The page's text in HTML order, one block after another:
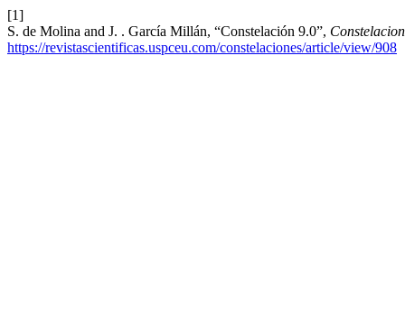
[1]
S. de Molina and J. . García Millán, “Constelación 9.0”,
https://revistascientificas.uspceu.com/constelaciones/article/view/908